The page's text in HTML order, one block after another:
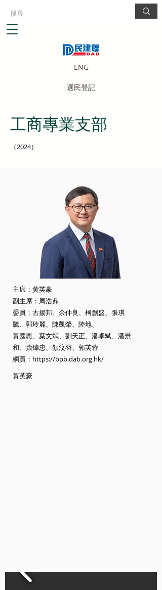
ENG
選民登記
工商專業支部
（2024）
主席：黃英豪
副主席：周浩鼎
委員：古揚邦、余仲良、柯創盛、張琪
騰、郭玲麗、陳凱榮、陸地、
黃國恩、葉文斌、劉天正、潘卓斌、潘景
和、蕭煒忠、顏汶羽、郭芙蓉
網頁： https://bpb.dab.org.hk/
黃英豪